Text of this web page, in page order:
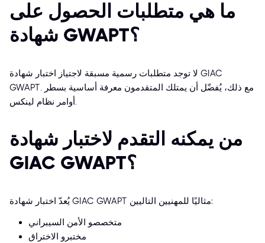
ما هي متطلبات الحصول على
شهادة GWAPT؟
لا توجد متطلبات رسمية مسبقة لاجتياز اختبار شهادة GIAC
GWAPT. مع ذلك، يُفضّل أن يمتلك المتقدمون معرفة أساسية بسطر
أوامر نظام لينكس.
من يمكنه التقدم لاختبار شهادة
GIAC GWAPT؟
يُعدّ اختبار شهادة GIAC GWAPT مثاليًا للمهنيين التاليين:
متخصصو الأمن السيبراني
مختبرو الاختراق